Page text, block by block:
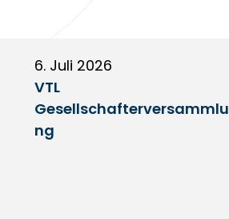
6. Juli 2026
VTL
Gesellschafterversammlu
ng